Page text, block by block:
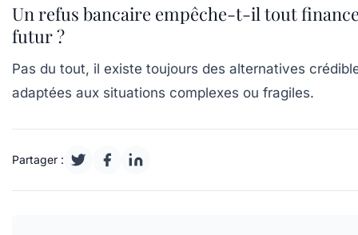
Un refus bancaire empêche-t-il tout
futur ?
Pas du tout, il existe toujours des alternatives
adaptées aux situations complexes ou fragiles.
Partager :